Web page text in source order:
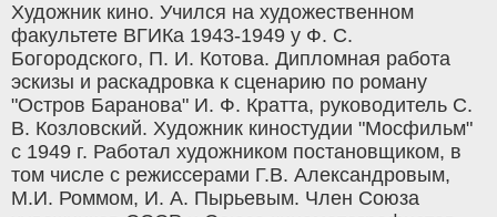
Художник кино. Учился на художественном
факультете ВГИКа 1943-1949 у Ф. С.
Богородского, П. И. Котова. Дипломная работа
эскизы и раскадровка к сценарию по роману
"Остров Баранова" И. Ф. Кратта, руководитель С.
В. Козловский. Художник киностудии "Мосфильм"
с 1949 г. Работал художником постановщиком, в
том числе с режиссерами Г.В. Александровым,
М.И. Роммом, И. А. Пырьевым. Член Союза